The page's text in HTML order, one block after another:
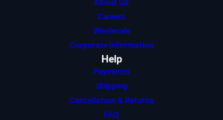
About Us
Careers
Wholesale
Corporate Information
Help
Payments
Shipping
Cancellation & Returns
FAQ